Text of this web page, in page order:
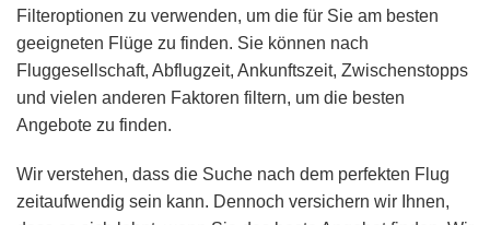
Filteroptionen zu verwenden, um die für Sie am besten
geeigneten Flüge zu finden. Sie können nach
Fluggesellschaft, Abflugzeit, Ankunftszeit, Zwischenstopps
und vielen anderen Faktoren filtern, um die besten
Angebote zu finden.
Wir verstehen, dass die Suche nach dem perfekten Flug
zeitaufwendig sein kann. Dennoch versichern wir Ihnen,